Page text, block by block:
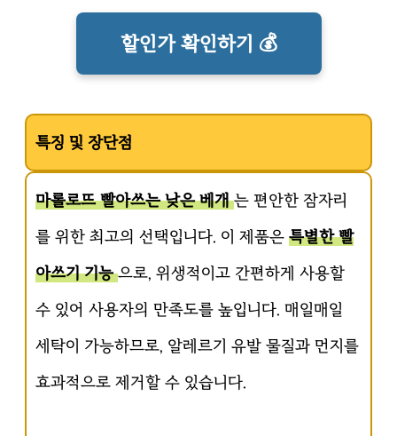
할인가 확인하기 💰
특징 및 장단점
마롤로뜨 빨아쓰는 낮은 베개는 편안한 잠자리
를 위한 최고의 선택입니다. 이 제품은 특별한 빨
아쓰기 기능으로, 위생적이고 간편하게 사용할
수 있어 사용자의 만족도를 높입니다. 매일매일
세탁이 가능하므로, 알레르기 유발 물질과 먼지를
효과적으로 제거할 수 있습니다.